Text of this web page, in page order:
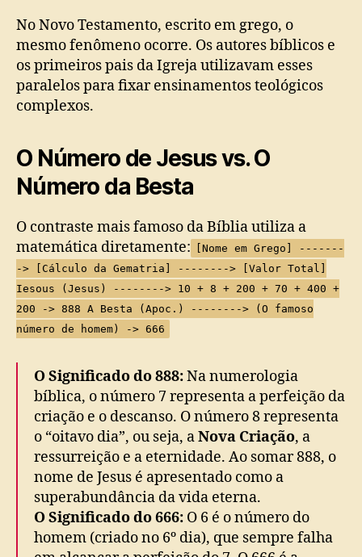
No Novo Testamento, escrito em grego, o
mesmo fenômeno ocorre. Os autores bíblicos e
os primeiros pais da Igreja utilizavam esses
paralelos para fixar ensinamentos teológicos
complexos.
O Número de Jesus vs. O
Número da Besta
O contraste mais famoso da Bíblia utiliza a
matemática diretamente:
[Nome em Grego] -------
-> [Cálculo da Gematria] --------> [Valor Total]
Iesous (Jesus) --------> 10 + 8 + 200 + 70 + 400 +
200 -> 888 A Besta (Apoc.) --------> (O famoso
número de homem) -> 666
O Significado do 888:Na numerologia
bíblica, o número 7 representa a perfeição da
criação e o descanso. O número 8 representa
o “oitavo dia”, ou seja, aNova Criação, a
ressurreição e a eternidade. Ao somar 888, o
nome de Jesus é apresentado como a
superabundância da vida eterna.
O Significado do 666: O 6 é o número do
homem (criado no 6º dia), que sempre falha